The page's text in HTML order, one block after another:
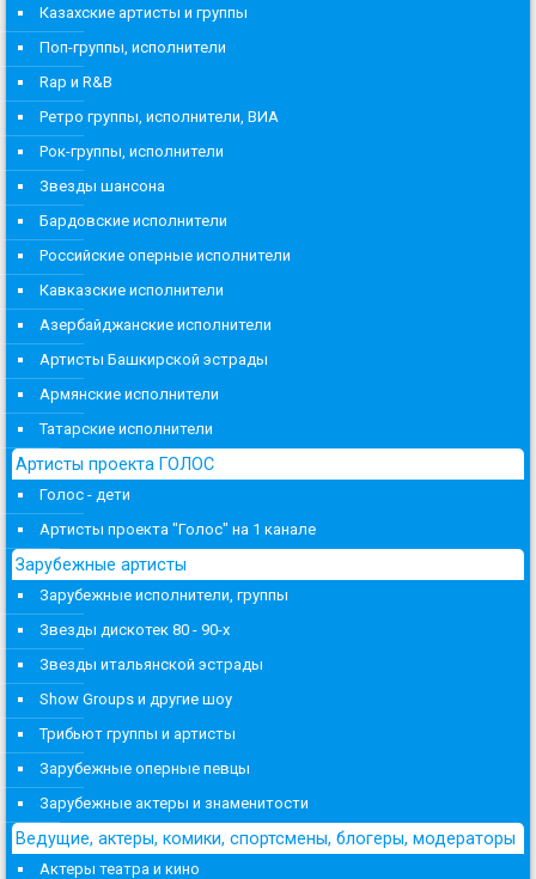
Казахские артисты и группы
Поп-группы, исполнители
Rap и R&B
Ретро группы, исполнители, ВИА
Рок-группы, исполнители
Звезды шансона
Бардовские исполнители
Российские оперные исполнители
Кавказские исполнители
Азербайджанские исполнители
Артисты Башкирской эстрады
Армянские исполнители
Татарские исполнители
Артисты проекта ГОЛОС
Голос - дети
Артисты проекта "Голос" на 1 канале
Зарубежные артисты
Зарубежные исполнители, группы
Звезды дискотек 80 - 90-х
Звезды итальянской эстрады
Show Groups и другие шоу
Трибьют группы и артисты
Зарубежные оперные певцы
Зарубежные актеры и знаменитости
Ведущие, актеры, комики, спортсмены, блогеры, модераторы
Актеры театра и кино